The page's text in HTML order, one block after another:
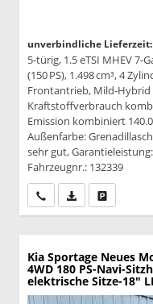
unverbindliche
5-türig, 1.5 eTSI MHEV 7-
(150 PS), 1.498 cm³, 4
Frontantrieb, Mild-Hybrid
Kraftstoffverbrauch
Emission kombiniert
Außenfarbe:
sehr gut,
Fahrzeugnr.: 132339
Wir rufen Sie an
PDF-Datei,
Kia Sportage Neues
4WD 180 PS-Navi-
elektrische Sitze-18"